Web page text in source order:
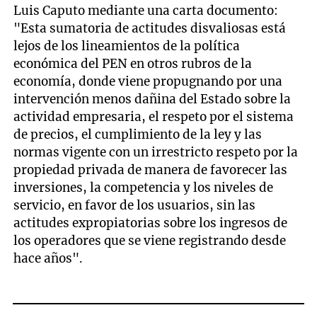
Luis Caputo mediante una carta documento:
"Esta sumatoria de actitudes disvaliosas está
lejos de los lineamientos de la política
económica del PEN en otros rubros de la
economía, donde viene propugnando por una
intervención menos dañina del Estado sobre la
actividad empresaria, el respeto por el sistema
de precios, el cumplimiento de la ley y las
normas vigente con un irrestricto respeto por la
propiedad privada de manera de favorecer las
inversiones, la competencia y los niveles de
servicio, en favor de los usuarios, sin las
actitudes expropiatorias sobre los ingresos de
los operadores que se viene registrando desde
hace años".